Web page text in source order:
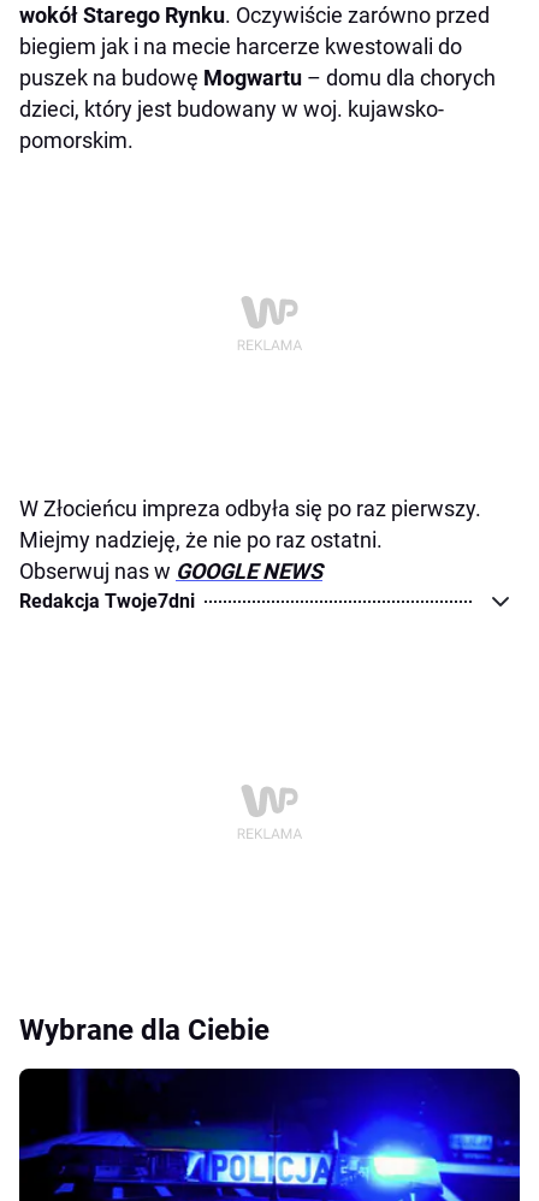
wokół Starego Rynku. Oczywiście zarówno przed
biegiem jak i na mecie harcerze kwestowali do
puszek na budowę Mogwartu – domu dla chorych
dzieci, który jest budowany w woj. kujawsko-
pomorskim.
W Złocieńcu impreza odbyła się po raz pierwszy.
Miejmy nadzieję, że nie po raz ostatni.
Obserwuj nas w GOOGLE NEWS
Redakcja Twoje7dni
Wybrane dla Ciebie